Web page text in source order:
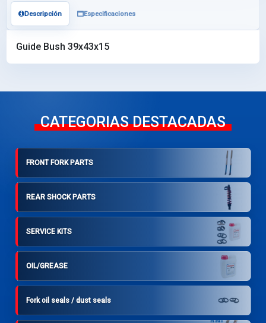
Descripción Especificaciones
Guide Bush 39x43x15
CATEGORIAS DESTACADAS
FRONT FORK PARTS
REAR SHOCK PARTS
SERVICE KITS
OIL/GREASE
Fork oil seals / dust seals